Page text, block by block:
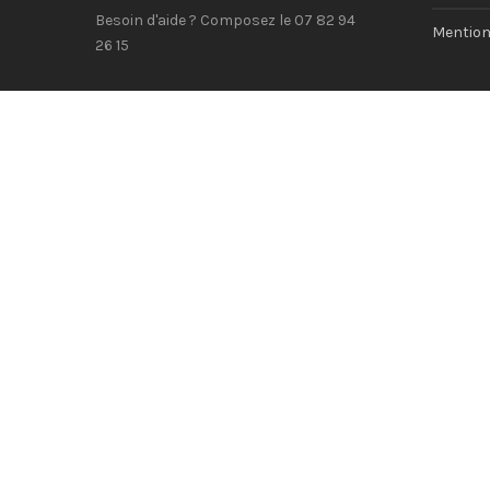
Besoin d'aide ? Composez le 07 82 94
26 15